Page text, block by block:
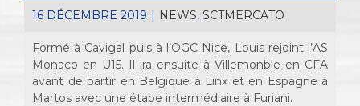
16 DÉCEMBRE 2019 | NEWS, SCTMERCATO
Formé à Cavigal puis à l’OGC Nice, Louis rejoint l’AS
Monaco en U15. Il ira ensuite à Villemonble en CFA
avant de partir en Belgique à Linx et en Espagne à
Martos avec une étape intermédiaire à Furiani.